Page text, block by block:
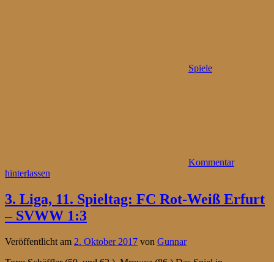
Spiele
Kommentar
hinterlassen
3. Liga, 11. Spieltag: FC Rot-Weiß Erfurt
– SVWW 1:3
Veröffentlicht am 2. Oktober 2017 von Gunnar